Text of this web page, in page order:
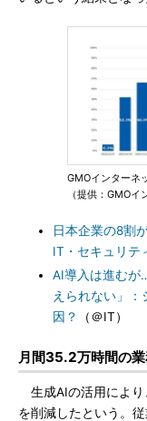
GMOインターネ
（提供：GMOイ
日本企業の8割
IT・セキュリテ
AI導入は進むが
えられない」：
因？
（＠IT）
月間35.2万時間の
生成AIの活用により
を削減したという。